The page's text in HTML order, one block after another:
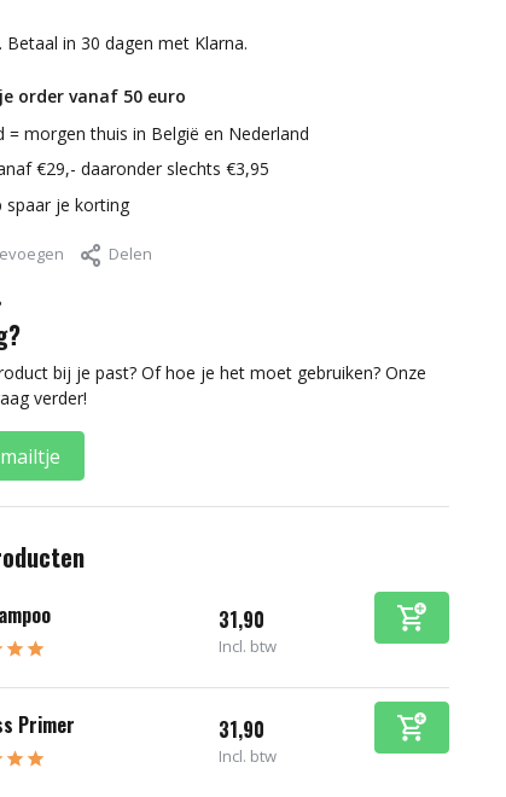
Betaal in 30 dagen met Klarna.
order vanaf 50 euro
= morgen thuis in België en Nederland
€29,- daaronder slechts €3,95
spaar je korting
Delen
bij je past? Of hoe je het moet gebruiken? Onze
verder!
31,90
Incl. btw
Primer 31,90
Incl. btw